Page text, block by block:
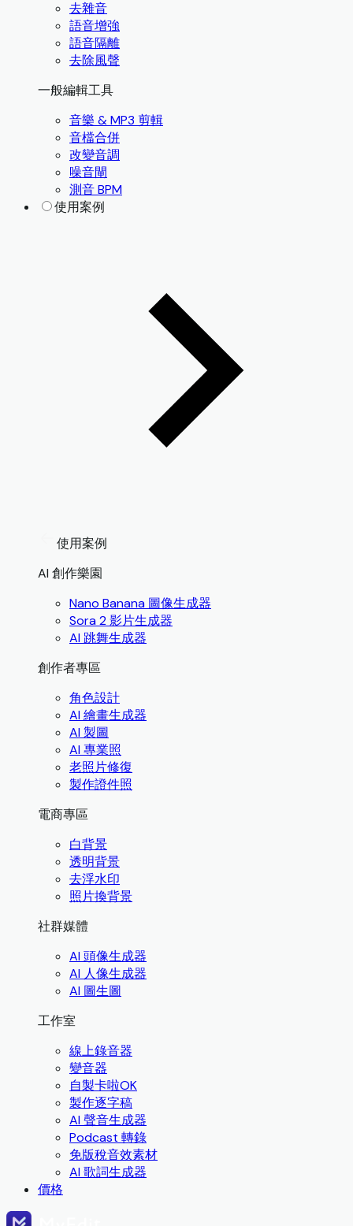
去雜音
語音增強
語音隔離
去除風聲
一般編輯工具
音樂 & MP3 剪輯
音檔合併
改變音調
噪音閘
測音 BPM
使用案例
使用案例
AI 創作樂園
Nano Banana 圖像生成器
Sora 2 影片生成器
AI 跳舞生成器
創作者專區
角色設計
AI 繪畫生成器
AI 製圖
AI 專業照
老照片修復
製作證件照
電商專區
白背景
透明背景
去浮水印
照片換背景
社群媒體
AI 頭像生成器
AI 人像生成器
AI 圖生圖
工作室
線上錄音器
變音器
自製卡啦OK
製作逐字稿
AI 聲音生成器
Podcast 轉錄
免版稅音效素材
AI 歌詞生成器
價格